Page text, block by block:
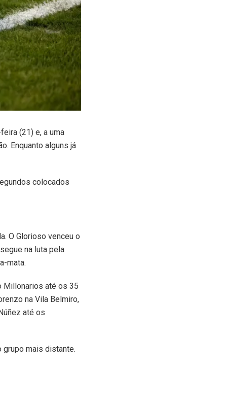
(21) e, a uma
Enquanto alguns já
colocados
O Glorioso venceu o
na luta pela
mata.
Millonarios até os 35
na Vila Belmiro,
até os
grupo mais distante.